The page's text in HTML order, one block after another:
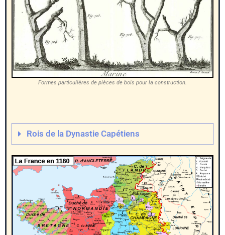
Formes particulières de pièces de bois pour la construction.
Rois de la Dynastie Capétiens